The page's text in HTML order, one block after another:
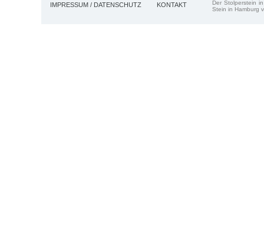
IMPRESSUM / DATENSCHUTZ KONTAKT
Der Stolperstein
Stein in Hamburg